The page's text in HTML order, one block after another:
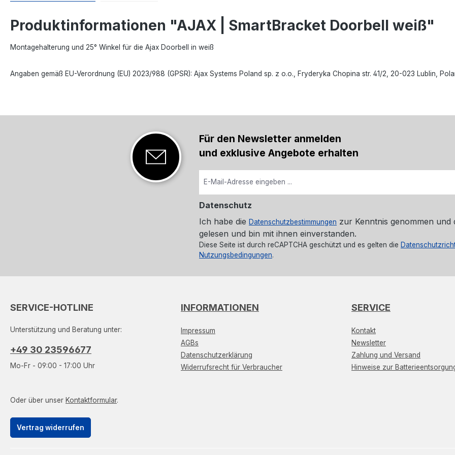
Produktinformationen "AJAX | SmartBracket Doorbell weiß"
Montagehalterung und 25° Winkel für die Ajax Doorbell in weiß
Angaben gemäß EU-Verordnung (EU) 2023/988 (GPSR): Ajax Systems Poland sp. z o.o., Fryderyka Chopina str. 41/2, 20-023 Lublin,
Für den Newsletter anmelden
und exklusive Angebote erhalten
Datenschutz
Ich habe die Datenschutzbestimmungen zur Kenntnis genommen und
gelesen und bin mit ihnen einverstanden.
Diese Seite ist durch reCAPTCHA geschützt und es gelten die
Nutzungsbedingungen.
SERVICE-HOTLINE
Unterstützung und Beratung unter:
+49 30 23596677
Mo-Fr - 09:00 - 17:00 Uhr
Oder über unser Kontaktformular.
Vertrag widerrufen
INFORMATIONEN
Impressum
AGBs
Datenschutzerklärung
Widerrufsrecht für Verbraucher
SERVICE
Kontakt
Newsletter
Zahlung und Versand
Hinweise zur